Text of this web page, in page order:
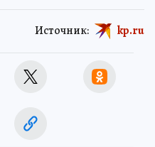
Источник: kp.ru